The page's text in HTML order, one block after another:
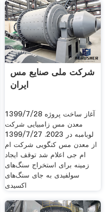
شرکت ملی صنایع مس
ایران
1399/7/28 آغاز ساخت پروژه
معدن مس زامبیایی شرکت
لوبامبه در 2023. 1399/7/27
از معدن مس کنگویی شرکت ام
ام جی اعلام شد توقف ایجاد
زمینه برای استخراج سنگ‌های
سولفیدی به جای سنگ‌های
اکسیدی